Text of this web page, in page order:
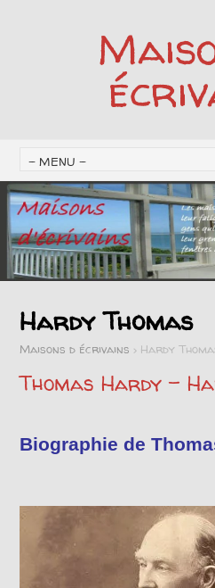
Hardy Thomas
Maisons d écrivains > Hardy
Thomas Hardy –
Biographie de